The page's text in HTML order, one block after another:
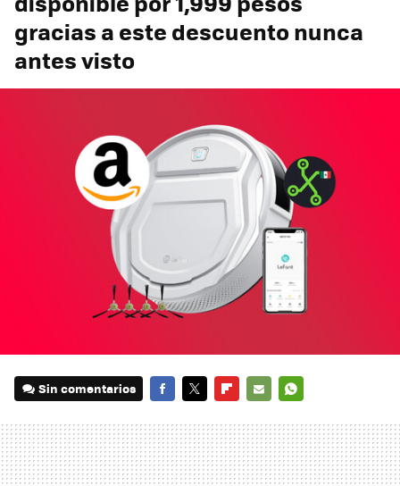
gracias a este descuento nunca
antes visto
Sin comentarios
MAIL